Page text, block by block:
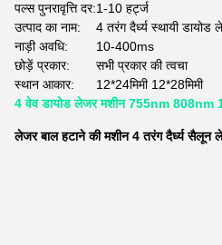
पल्स पुनरावृत्ति दर:1-10 हर्ट्ज
उत्पाद का नाम:
4 तरंग दैर्ध्य स्थायी डायोड
नाड़ी अवधि:
10-400ms
छोड़ें प्रकार:
सभी प्रकार की त्वचा
स्थान आकार:
12*24मिमी 12*28मिमी
4 वेव डायोड लेजर मशीन 755nm 808nm
लेजर बाल हटाने की मशीन 4 तरंग दैर्ध्य सैलून